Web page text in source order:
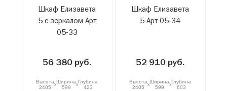
Шкаф Елизавета
5 с зеркалом Арт
05-33
56 380 руб.
Высота
2405
xШирина
599
xГлубина
423
Шкаф Елизавета
5 Арт 05-34
52 910 руб.
Высота
2405
xШирина
599
xГлубина
603